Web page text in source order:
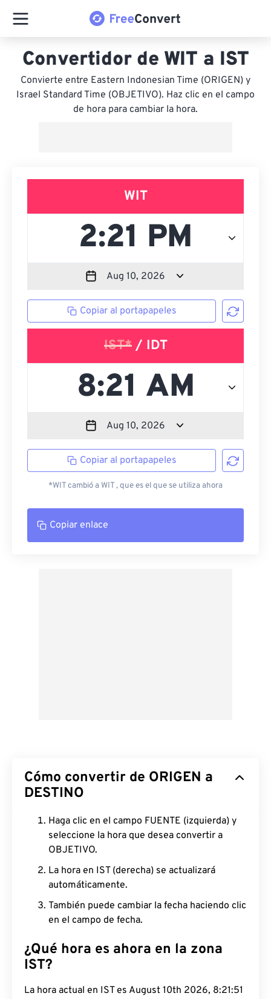
Convertidor de WIT a IST
Convierte entre Eastern Indonesian Time (ORIGEN) y
Israel Standard Time (OBJETIVO). Haz clic en el campo
de hora para cambiar la hora.
WIT
Copiar al portapapeles
IST*/ IDT
Copiar al portapapeles
*WIT cambió a WIT , que es el que se utiliza ahora
Copiar enlace
Cómo convertir de ORIGEN a
DESTINO
Haga clic en el campo FUENTE (izquierda) y
seleccione la hora que desea convertir a
OBJETIVO.
La hora en IST (derecha) se actualizará
automáticamente.
También puede cambiar la fecha haciendo clic
en el campo de fecha.
¿Qué hora es ahora en la zona
IST?
La hora actual en IST es August 10th 2026, 8:21:52